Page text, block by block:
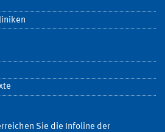
Sie die Infoline der